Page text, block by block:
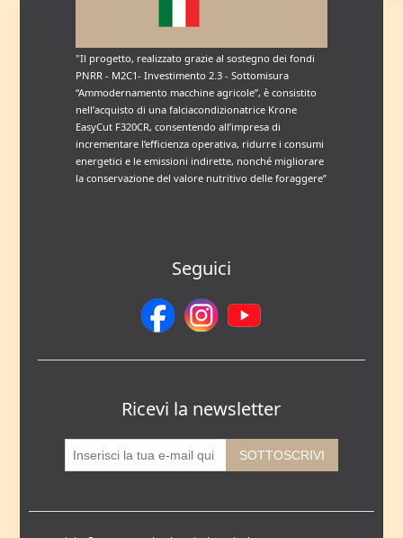
"Il progetto, realizzato grazie al sostegno dei fondi
PNRR - M2C1- Investimento 2.3 - Sottomisura
“Ammodernamento macchine agricole”, è consistito
nell’acquisto di una falciacondizionatrice Krone
EasyCut F320CR, consentendo all’impresa di
incrementare l’efficienza operativa, ridurre i consumi
energetici e le emissioni indirette, nonché migliorare
la conservazione del valore nutritivo delle foraggere”
Seguici
Ricevi la newsletter